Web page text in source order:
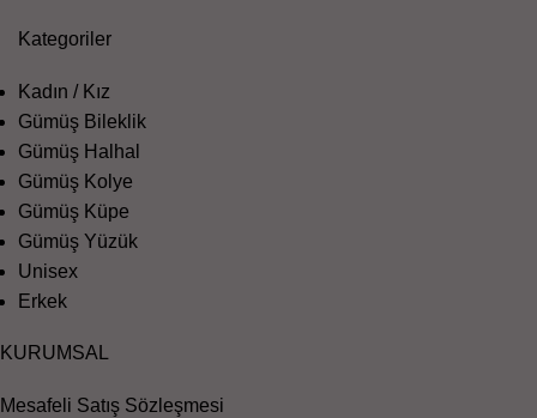
Kategoriler
Kadın / Kız
Gümüş Bileklik
Gümüş Halhal
Gümüş Kolye
Gümüş Küpe
Gümüş Yüzük
Unisex
Erkek
KURUMSAL
Mesafeli Satış Sözleşmesi